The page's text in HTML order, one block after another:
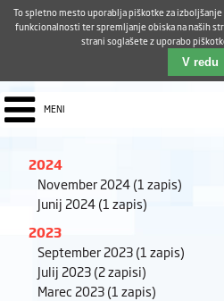
E-pošta ZUDV
MENI
2024
November 2024(1 zapis)
Junij 2024(1 zapis)
2023
September 2023(1 zapis)
Julij 2023(2 zapisi)
Marec 2023(1 zapis)
To spletno mesto uporablja piškotke za
funkcionalnosti ter spremljanje obiska na naših
strani soglašete z uporabo
V redu